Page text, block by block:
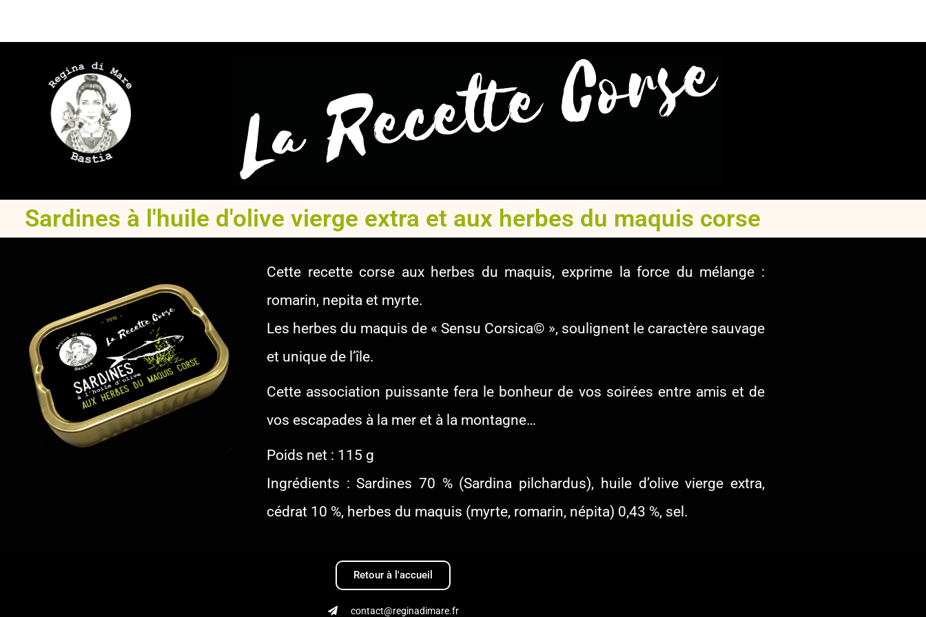
Sardines à l'huile d'olive vierge extra et aux herbes du maquis corse
Cette recette corse aux herbes du maquis, exprime la force du mélange :
romarin, nepita et myrte.
Les herbes du maquis de « Sensu Corsica© », soulignent le caractère sauvage
et unique de l’île.
Cette association puissante fera le bonheur de vos soirées entre amis et de
vos escapades à la mer et à la montagne…
Poids net : 115 g
Ingrédients : Sardines 70 % (Sardina pilchardus), huile d’olive vierge extra,
cédrat 10 %, herbes du maquis (myrte, romarin, népita) 0,43 %, sel.
Retour à l'accueil
contact@reginadimare.fr